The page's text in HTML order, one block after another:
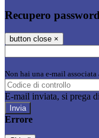
Recupero password
button close ×
Non hai una e-mail
E-mail inviata, si prega
Errore